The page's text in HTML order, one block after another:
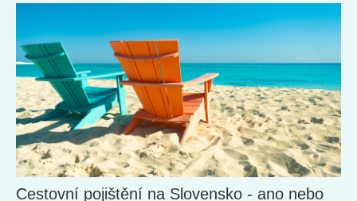
a mnoho dalšího!
Cestovní pojištění na Slovensko - ano nebo